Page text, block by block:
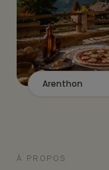
Arenthon
À PROPOS